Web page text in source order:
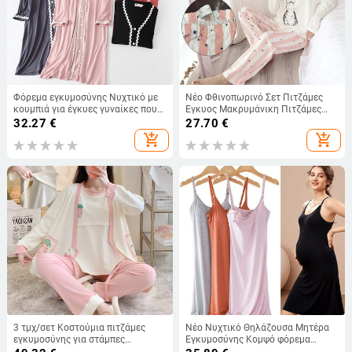
Φόρεμα εγκυμοσύνης Νυχτικό με
κουμπιά για έγκυες γυναίκες που
θηλάζουν Πυτζάμες φόρεμα
εγκυμοσύνης Plus Size 2022
32.27 €
add_shopping_cart
Νέο Φθινοπωρινό Σετ Πιτζάμες
Έγκυος Μακρυμάνικη Πιτζάμες
Θηλασμού Μακρυμάνικα Ρούχα
εγκυμοσύνης
27.70 €
add_shopping_cart
3 τμχ/σετ Κοστούμια πιτζάμες
εγκυμοσύνης για στάμπες
Νέο Νυχτικό Θηλάζουσα Μητέρα
Εγκυμοσύνης Κομψό φόρεμα